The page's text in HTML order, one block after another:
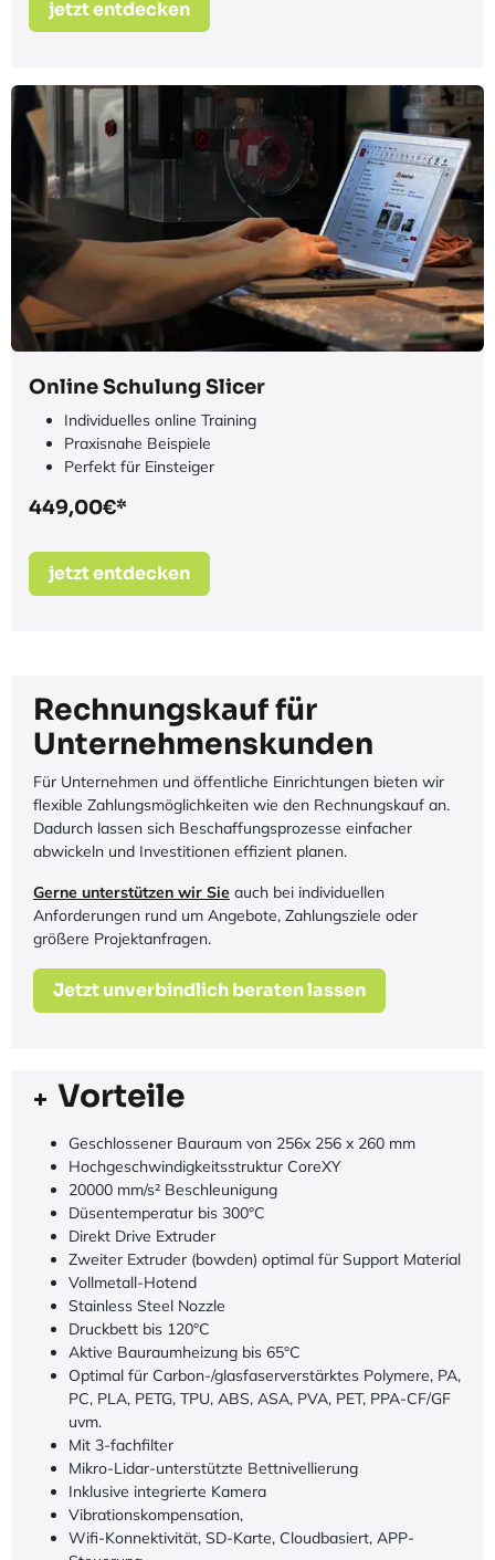
Expert:innen Support
Optimierung Ihrer Druckdaten
Potenzialmaximierung
355,81€*
jetzt entdecken
Perfekt für Einsteiger
449,00€*
jetzt entdecken
Rechnungskauf für
Unternehmenskunden
abwickeln und Investitionen effizient planen.
Gerne unterstützen wir Sie
auch bei individuellen
Anforderungen rund um Angebote, Zahlungsziele oder
größere Projektanfragen.
Jetzt unverbindlich beraten lassen
Vorteile
Geschlossener Bauraum von 256x 256 x 260 mm
Hochgeschwindigkeitsstruktur CoreXY
20000 mm/s² Beschleunigung
Düsentemperatur bis 300°C
Direkt Drive Extruder
Zweiter Extruder (bowden) optimal für Support Material
Vollmetall-Hotend
Stainless Steel Nozzle